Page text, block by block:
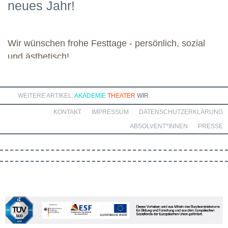
Dozierenden viel Freude bei ihren Modulen sowie eine ebenso
neues Jahr!
Wir wünschen frohe Festtage - persönlich, sozial
und ästhetisch!
WEITERE ARTIKEL: AKADEMIE THEATER WIR
DATENSCHUTZERKLÄRUNG
IMPRESSUM
KONTAKT
PRESSE
ABSOLVENT*INNEN